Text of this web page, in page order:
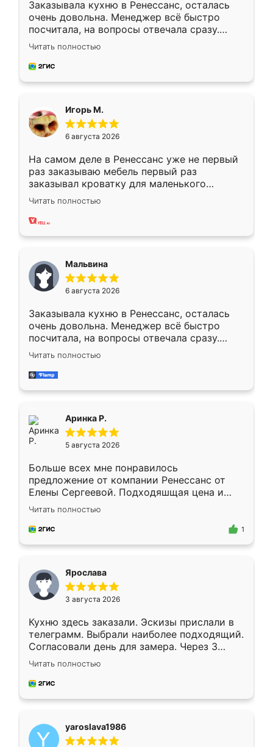
Заказывала кухню в Ренессанс, осталась
очень довольна. Менеджер всё быстро
посчитала, на вопросы отвечала сразу.
Замерщик приехал в субботу, подошёл к
делу со всей ответственностью. Собрали
за день, ребята работали аккуратно, даже
Читать полностью
Игорь М.
6 августа 2026
На самом деле в Ренессанс уже не первый
раз заказываю мебель первый раз
заказывал кроватку для маленького
ребёнка при его рождении ,во второй раз
заказал шкаф-купе. По качеству очень
хорошее сборка достаточно быстрая,
меньше, здесь же он более разнообразный.
Мне нравится ,если что-то потребуется из
мебели буду заказывать только здесь.
Читать полностью
Мальвина
6 августа 2026
Заказывала кухню в Ренессанс, осталась
очень довольна. Менеджер всё быстро
посчитала, на вопросы отвечала сразу.
Замерщик приехал в субботу, подошёл к
делу со всей ответственностью. Собрали
за день, ребята работали аккуратно, даже
Читать полностью
Аринка Р.
5 августа 2026
Больше всех мне понравилось
предложение от компании Ренессанс от
Елены Сергеевой. Подходяшщая цена и
короткие сроки изготовления. Приехавший
для замера сотрудник Владислав
предложил по моему эскизу самый
Читать полностью
1
Ярослава
3 августа 2026
Кухню здесь заказали. Эскизы прислали в
телеграмм. Выбрали наиболее подходящий.
Согласовали день для замера. Через 3
недели кухня была уже готова. Остались
довольны работой. Спасибо Ренессанс
мебель за качественную работу!
Читать полностью
yaroslava1986